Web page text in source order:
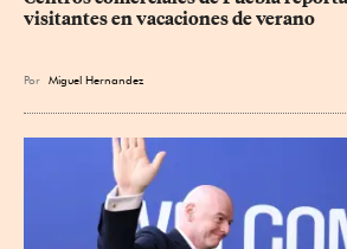
visitantes en vacaciones de verano
Por Miguel Hernandez